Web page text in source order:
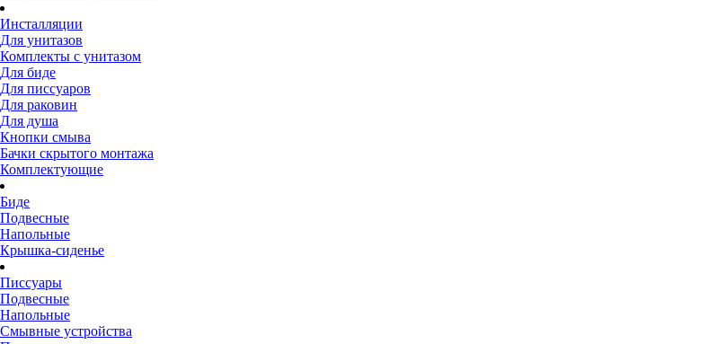
Инсталляции
Для унитазов
Комплекты с унитазом
Для биде
Для писсуаров
Для раковин
Для душа
Кнопки смыва
Бачки скрытого монтажа
Комплектующие
Биде
Подвесные
Напольные
Крышка-сиденье
Писсуары
Подвесные
Напольные
Смывные устройства